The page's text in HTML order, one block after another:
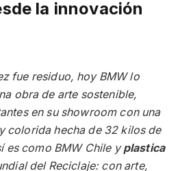
la innovación
fue residuo, hoy BMW lo
obra de arte sostenible,
en su showroom con una
colorida hecha de 32 kilos de
es como BMW Chile yplastica
del Reciclaje: con arte,